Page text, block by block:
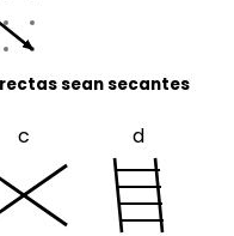
seansecantes
c d